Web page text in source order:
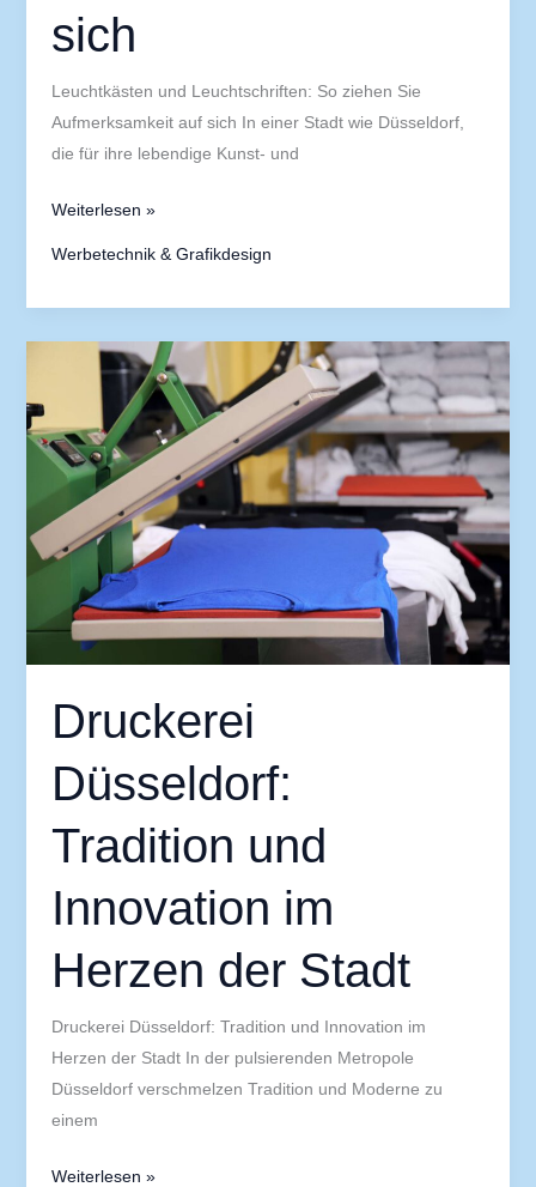
sich
Leuchtkästen und Leuchtschriften: So ziehen Sie
Aufmerksamkeit auf sich In einer Stadt wie Düsseldorf,
die für ihre lebendige Kunst- und
Weiterlesen »
Werbetechnik & Grafikdesign
Druckerei
Düsseldorf:
Tradition und
Innovation im
Herzen der Stadt
Druckerei Düsseldorf: Tradition und Innovation im
Herzen der Stadt In der pulsierenden Metropole
Düsseldorf verschmelzen Tradition und Moderne zu
einem
Druckerei
Düsseldorf:
Tradition
und
Innovation
im
Herzen
Stadt
Weiterlesen »